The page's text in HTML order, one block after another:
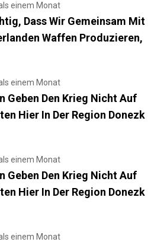
einem Monat
Dass Wir Gemeinsam Mit
Waffen Produzieren,
einem Monat
Geben Den Krieg Nicht Auf
Hier In Der Region Donezk
einem Monat
Geben Den Krieg Nicht Auf
Hier In Der Region Donezk
einem Monat